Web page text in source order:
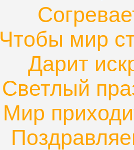
Чтобы мир
Дарит
Светлый
Мир